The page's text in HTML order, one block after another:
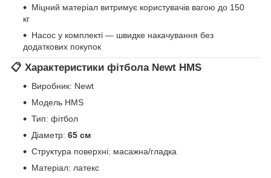
Міцний матеріал витримує користувачів вагою до 150
кг
Насос у комплекті — швидке накачування без
додаткових покупок
📋 Характеристики фітбола Newt HMS
Виробник: Newt
Модель HMS
Тип: фітбол
Діаметр: 65 см
Структура поверхні: масажна/гладка
Матеріал: латекс